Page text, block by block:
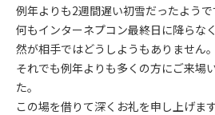
例年よりも2週間遅い初雪だったようで
何もインターネプコン最終日に降らな
然が相手ではどうしようもありません。
それでも例年よりも多くの方にご来場
た。
この場を借りて深くお礼を申し上げます